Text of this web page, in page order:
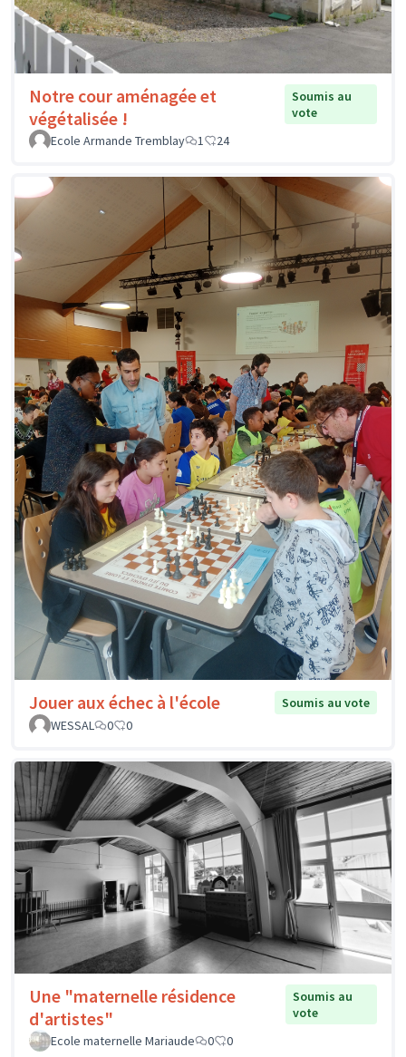
Notre cour aménagée et
végétalisée !
Soumis au
vote
Ecole Armande Tremblay
1 24
Jouer aux échec à l'école
Soumis au vote
WESSAL
0 0
Une "maternelle résidence
d'artistes"
Soumis au
vote
Ecole maternelle Mariaude
0 0